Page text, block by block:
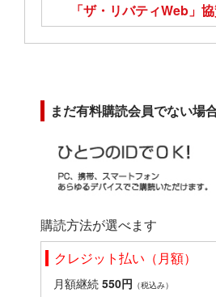
「ザ・リバティWeb」
まだ有料購読会員でない場
購読方法が選べます
クレジット払い（月額）
月額継続 550円 （税込み）